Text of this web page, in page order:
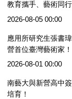
教育攜手、藝術同
2026-08-05 00:00
應用所研究生張書
營首位臺灣藝術家！
2026-08-01 00:00
南藝大與新營高中
培育！